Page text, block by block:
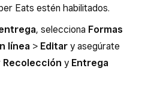
Eats estén habilitados.
, selecciona Formas
línea > Editar y asegúrate
Recolección y Entrega